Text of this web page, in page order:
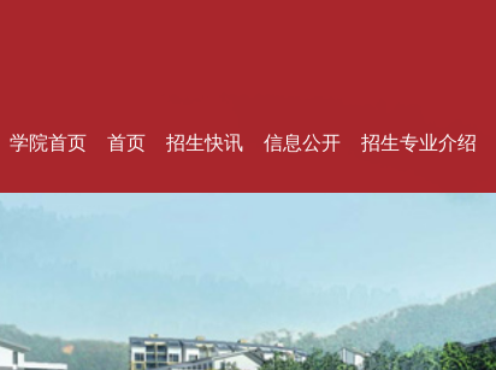
学院首页 首页 招生快讯 信息公开 招生专业介绍